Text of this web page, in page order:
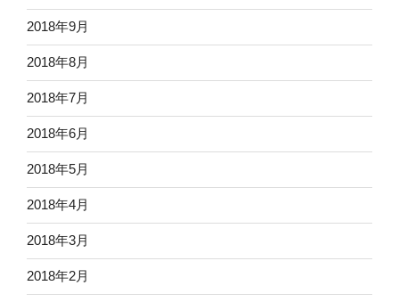
2018年9月
2018年8月
2018年7月
2018年6月
2018年5月
2018年4月
2018年3月
2018年2月